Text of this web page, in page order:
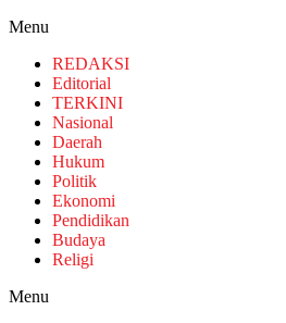
Menu
REDAKSI
Editorial
TERKINI
Nasional
Daerah
Hukum
Politik
Ekonomi
Pendidikan
Budaya
Religi
Menu